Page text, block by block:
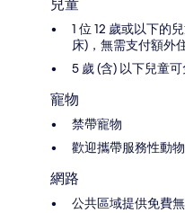
兒童
1 位 12 歲或以下的
床)，無需支付額外
5 歲 (含) 以下兒童
寵物
禁帶寵物
歡迎攜帶服務性動物
網路
公共區域提供免費